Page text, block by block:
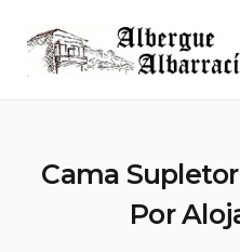
content
Albergue Albarracín
Cama
Por